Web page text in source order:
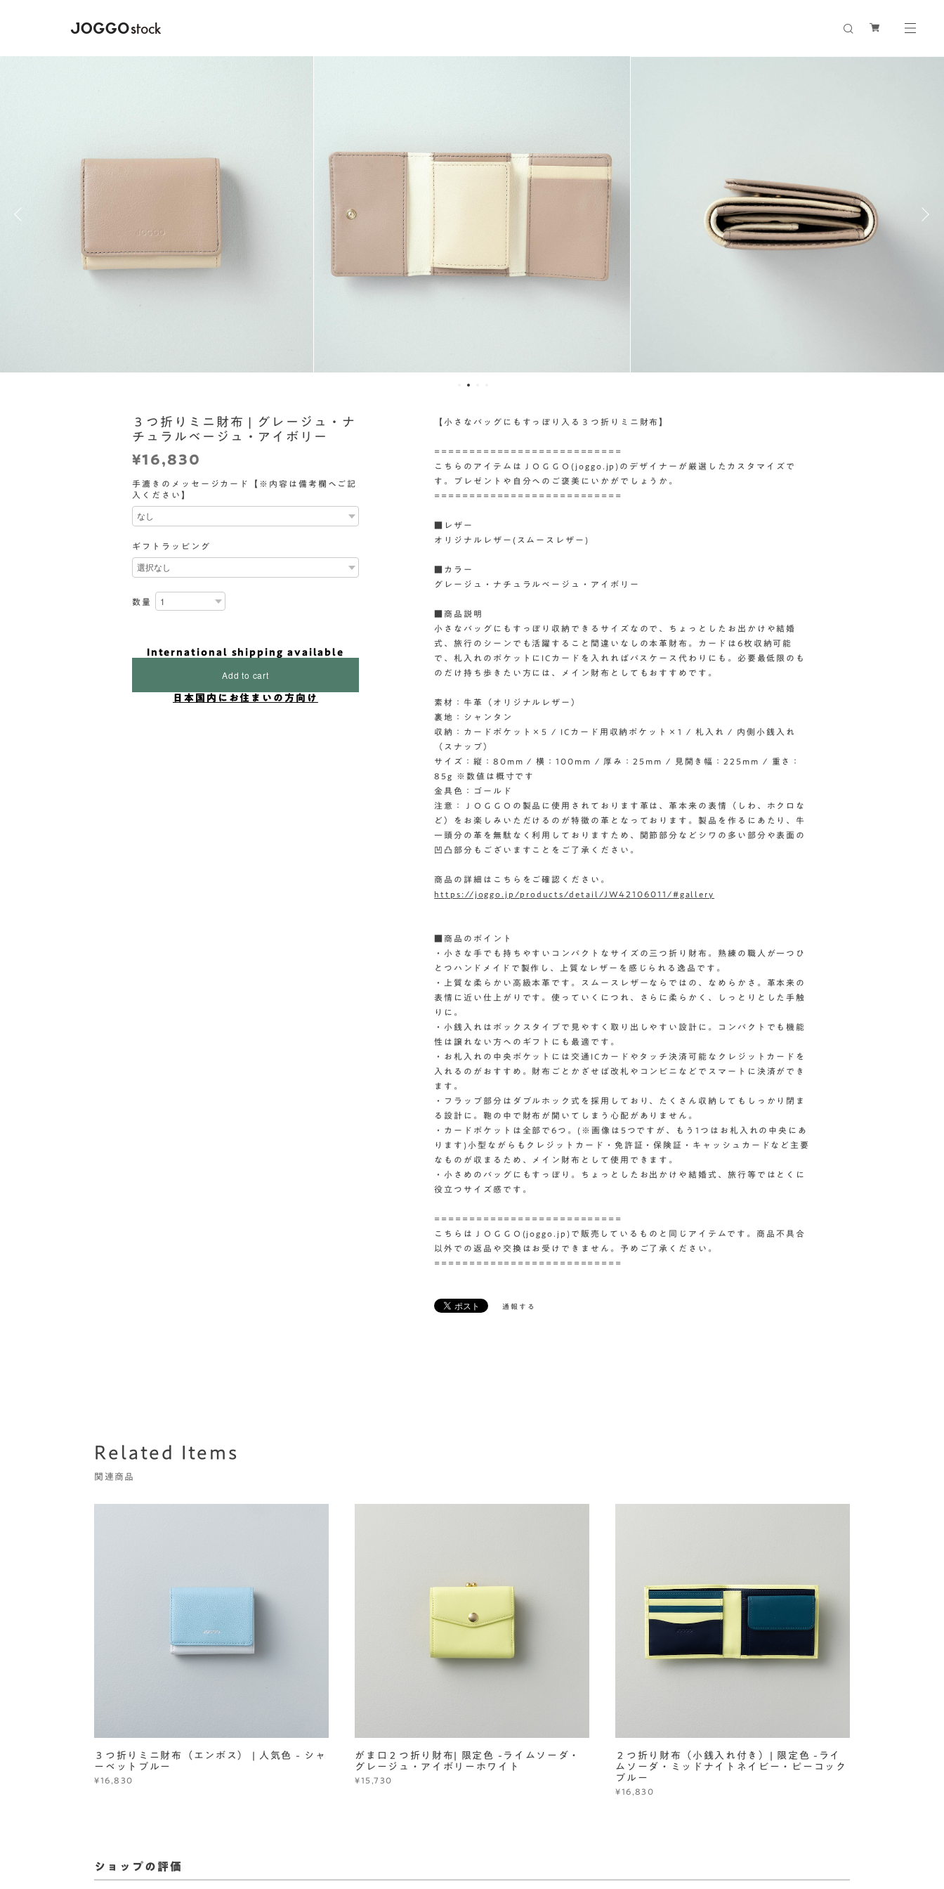
３つ折りミニ財布 | グレージュ・ナ
チュラルベージュ・アイボリー
¥16,830
手漉きのメッセージカード【※内容は備考欄へご記
入ください】
ギフトラッピング
数量
International shipping available
Add to cart
日本国内にお住まいの方向け
【小さなバッグにもすっぽり入る３つ折りミニ財布】
===========================
こちらのアイテムはＪＯＧＧＯ(joggo.jp)のデザイナーが厳選したカスタマイズで
す。プレゼントや自分へのご褒美にいかがでしょうか。
===========================
■レザー
オリジナルレザー(スムースレザー)
■カラー
グレージュ・ナチュラルベージュ・アイボリー
■商品説明
小さなバッグにもすっぽり収納できるサイズなので、ちょっとしたお出かけや結婚
式、旅行のシーンでも活躍すること間違いなしの本革財布。カードは6枚収納可能
で、札入れのポケットにICカードを入れればパスケース代わりにも。必要最低限のも
のだけ持ち歩きたい方には、メイン財布としてもおすすめです。
素材：牛革（オリジナルレザー）
裏地：シャンタン
収納：カードポケット×5 / ICカード用収納ポケット×1 / 札入れ / 内側小銭入れ
（スナップ）
サイズ：縦：80mm / 横：100mm / 厚み：25mm / 見開き幅：225mm / 重さ：
85g ※数値は概寸です
金具色：ゴールド
注意：ＪＯＧＧＯの製品に使用されております革は、革本来の表情（しわ、ホクロな
ど）をお楽しみいただけるのが特徴の革となっております。製品を作るにあたり、牛
一頭分の革を無駄なく利用しておりますため、関節部分などシワの多い部分や表面の
凹凸部分もございますことをご了承ください。
商品の詳細はこちらをご確認ください。
https://joggo.jp/products/detail/JW42106011/#gallery
■商品のポイント
・小さな手でも持ちやすいコンパクトなサイズの三つ折り財布。熟練の職人が一つひ
とつハンドメイドで製作し、上質なレザーを感じられる逸品です。
・上質な柔らかい高級本革です。スムースレザーならではの、なめらかさ。革本来の
表情に近い仕上がりです。使っていくにつれ、さらに柔らかく、しっとりとした手触
りに。
・小銭入れはボックスタイプで見やすく取り出しやすい設計に。コンパクトでも機能
性は譲れない方へのギフトにも最適です。
・お札入れの中央ポケットには交通ICカードやタッチ決済可能なクレジットカードを
入れるのがおすすめ。財布ごとかざせば改札やコンビニなどでスマートに決済ができ
ます。
・フラップ部分はダブルホック式を採用しており、たくさん収納してもしっかり閉ま
る設計に。鞄の中で財布が開いてしまう心配がありません。
・カードポケットは全部で6つ。(※画像は5つですが、もう1つはお札入れの中央にあ
ります)小型ながらもクレジットカード・免許証・保険証・キャッシュカードなど主要
なものが収まるため、メイン財布として使用できます。
・小さめのバッグにもすっぽり。ちょっとしたお出かけや結婚式、旅行等ではとくに
役立つサイズ感です。
===========================
こちらはＪＯＧＧＯ(joggo.jp)で販売しているものと同じアイテムです。商品不具合
以外での返品や交換はお受けできません。予めご了承ください。
===========================
通報する
Related Items
関連商品
３つ折りミニ財布（エンボス） | 人気色 - シャ
ーベットブルー
¥16,830
がま口２つ折り財布| 限定色 -ライムソーダ・
グレージュ・アイボリーホワイト
¥15,730
２つ折り財布（小銭入れ付き）| 限定色 -ライ
ムソーダ・ミッドナイトネイビー・ピーコック
ブルー
¥16,830
ショップの評価